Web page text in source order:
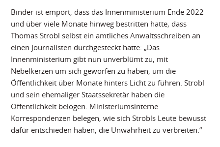
Binder ist empört, dass das Innenministerium Ende 2022
und über viele Monate hinweg bestritten hatte, dass
Thomas Strobl selbst ein amtliches Anwaltsschreiben an
einen Journalisten durchgesteckt hatte: „Das
Innenministerium gibt nun unverblümt zu, mit
Nebelkerzen um sich geworfen zu haben, um die
Öffentlichkeit über Monate hinters Licht zu führen. Strobl
und sein ehemaliger Staatssekretär haben die
Öffentlichkeit belogen. Ministeriumsinterne
Korrespondenzen belegen, wie sich Strobls Leute bewusst
dafür entschieden haben, die Unwahrheit zu verbreiten.“